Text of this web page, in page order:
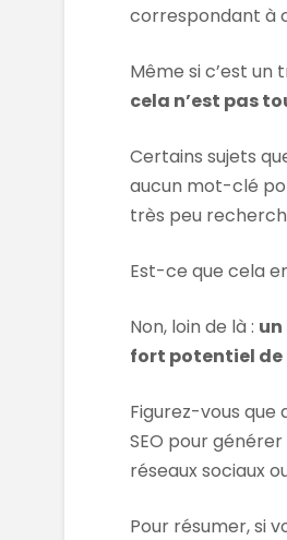
correspondant à
Même si c’est un
cela n’est pas
Certains sujets
aucun mot-clé
très peu
Est-ce que cela
Non, loin de là :
fort potentiel
Figurez-vous que
SEO pour
réseaux sociaux
Pour résumer, si